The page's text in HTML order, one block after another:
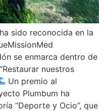
sido reconocida en la
se enmarca dentro de
nuestros
Un premio al
Plumbum ha
“Deporte y Ocio”, que